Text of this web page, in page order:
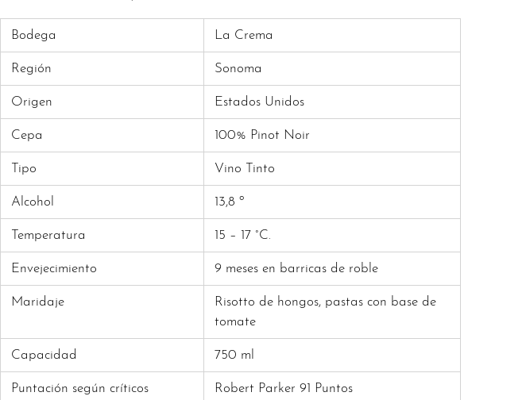
Bodega La Crema
Región Sonoma
Origen Estados Unidos
Cepa 100% Pinot Noir
Tipo Vino Tinto
Alcohol 13,8 º
Temperatura 15 – 17 °C.
Envejecimiento 9 meses en barricas de roble
Maridaje
Risotto de hongos, pastas con base de
tomate
Capacidad 750 ml
Puntación según críticos
Robert Parker 91 Puntos